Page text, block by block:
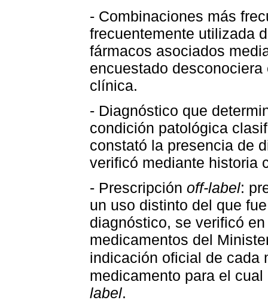
- Combinaciones más
frecuentemente utilizada
fármacos asociados
encuestado
clínica.
- Diagnóstico que
condición patológica
constató la presencia de
verificó mediante historia
- Prescripción off-label:
un uso distinto del que
diagnóstico, se verificó
medicamentos del
indicación oficial de cada
medicamento para el
label.